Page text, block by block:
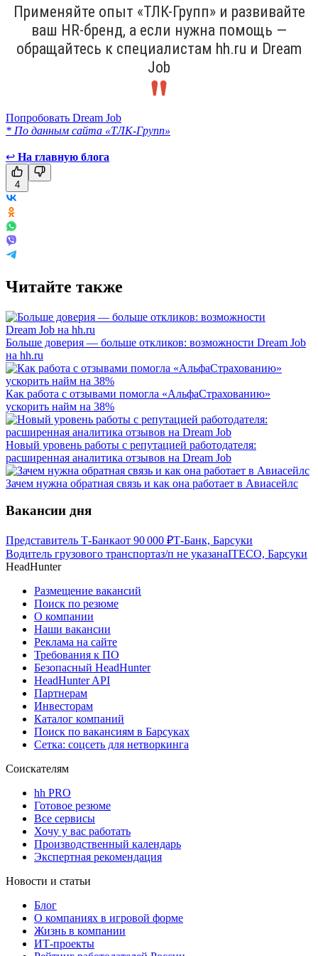
Применяйте опыт «ТЛК-Групп» и развивайте
ваш HR-бренд, а если нужна помощь —
обращайтесь к специалистам hh.ru и Dream
Job
Попробовать Dream Job
* По данным сайта «ТЛК-Групп»
↩ На главную блога
4
Читайте также
Больше доверия — больше откликов: возможности Dream Job
на hh.ru
Как работа с отзывами помогла «АльфаСтрахованию»
ускорить найм на 38%
Новый уровень работы с репутацией работодателя:
расширенная аналитика отзывов на Dream Job
Зачем нужна обратная связь и как она работает в Авиасейлс
Вакансии дня
Представитель Т-Банкаот 90 000 ₽Т-Банк, Барсуки
Водитель грузового транспортаз/п не указанаITECO, Барсуки
HeadHunter
Размещение вакансий
Поиск по резюме
О компании
Наши вакансии
Реклама на сайте
Требования к ПО
Безопасный HeadHunter
HeadHunter API
Партнерам
Инвесторам
Каталог компаний
Поиск по вакансиям в Барсуках
Сетка: соцсеть для нетворкинга
Соискателям
hh PRO
Готовое резюме
Все сервисы
Хочу у вас работать
Производственный календарь
Экспертная рекомендация
Новости и статьи
Блог
О компаниях в игровой форме
Жизнь в компании
ИТ-проекты